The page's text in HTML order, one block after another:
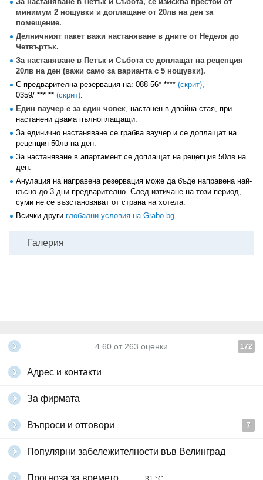
минимум 2 нощувки и доплащане от 20лв на ден за
помещение.
Делничният пакет важи настаняване в дните от Неделя до
Четвъртък.
За настаняване в Петък и Събота се доплащат на рецепция
20лв на ден (важи само за варианта с 5 нощувки).
С предварителна резервация на: 088 56* **** (скрит)
0359/ *** ** (скрит)
Един ваучер е за един човек , настанен в двойна стая, при
настанени двама пълноплащащи.
За единично настаняване се грабва ваучер и се доплащат на
рецепция 50лв на ден.
За настаняване в апартамент се доплащат на рецепция 50лв на
ден.
Анулация на направена резервация може да бъде направена най-
късно до 3 дни предварително. След изтичане на този период,
суми не се възстановяват от страна на хотела.
Всички други глобални условия на Grabo.bg
Галерия
4.60 от 263 оценки 172
Адрес и контакти
За фирмата
Въпроси и отговори 7
Популярни забележителности във Велинград
Прогноза за времето